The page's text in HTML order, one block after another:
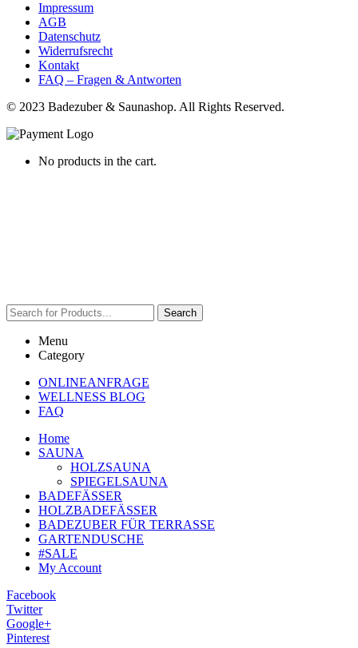
Impressum
AGB
Datenschutz
Widerrufsrecht
Kontakt
FAQ – Fragen & Antworten
© 2023 Badezuber & Saunashop. All Rights Reserved.
No products in the cart.
Search
Menu
Category
ONLINEANFRAGE
WELLNESS BLOG
FAQ
Home
SAUNA
HOLZSAUNA
SPIEGELSAUNA
BADEFÄSSER
HOLZBADEFÄSSER
BADEZUBER FÜR TERRASSE
GARTENDUSCHE
#SALE
My Account
Facebook
Twitter
Google+
Pinterest